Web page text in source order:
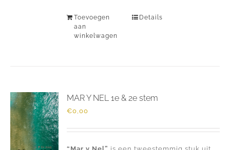
Toevoegen
aan
winkelwagen
Details
MAR Y NEL 1e & 2e stem
€0,00